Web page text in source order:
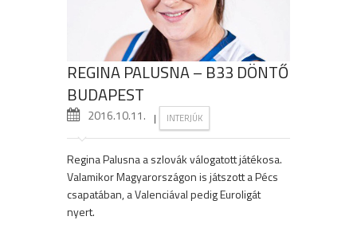
REGINA PALUSNA – B33 DÖNTŐ
BUDAPEST
2016.10.11. | INTERJÚK
Regina Palusna a szlovák válogatott játékosa.
Valamikor Magyarországon is játszott a Pécs
csapatában, a Valenciával pedig Euroligát
nyert.